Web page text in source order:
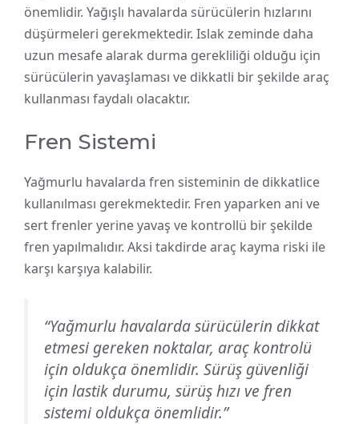
önemlidir. Yağışlı havalarda sürücülerin hızlarını
düşürmeleri gerekmektedir. Islak zeminde daha
uzun mesafe alarak durma gerekliliği olduğu için
sürücülerin yavaşlaması ve dikkatli bir şekilde araç
kullanması faydalı olacaktır.
Fren Sistemi
Yağmurlu havalarda fren sisteminin de dikkatlice
kullanılması gerekmektedir. Fren yaparken ani ve
sert frenler yerine yavaş ve kontrollü bir şekilde
fren yapılmalıdır. Aksi takdirde araç kayma riski ile
karşı karşıya kalabilir.
“Yağmurlu havalarda sürücülerin dikkat
etmesi gereken noktalar, araç kontrolü
için oldukça önemlidir. Sürüş güvenliği
için lastik durumu, sürüş hızı ve fren
sistemi oldukça önemlidir.”